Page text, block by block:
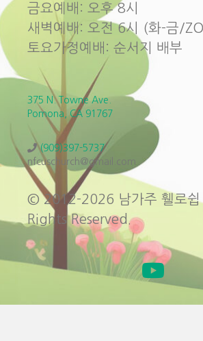
금요예배: 오후 8시
새벽예배: 오전 6시 (화-금/
토요가정예배: 순서지 배부
375 N. Towne Ave.
Pomona, CA 91767
(909)397-5737
nfcuschurch@gmail.com
© 2012-2026 남가주 휄로쉽
Rights Reserved.